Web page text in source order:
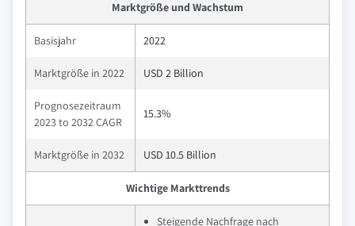
Marktgröße und Wachstum
Basisjahr 2022
Marktgröße in 2022 USD 2 Billion
Prognosezeitraum
2023 to 2032 CAGR
15.3%
Marktgröße in 2032 USD 10.5 Billion
Wichtige Markttrends
Steigende Nachfrage nach